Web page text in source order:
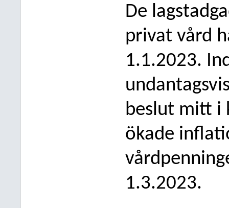
De
privat vård
1.1.2023.
beslut mitt i
ökade
1.3.2023.